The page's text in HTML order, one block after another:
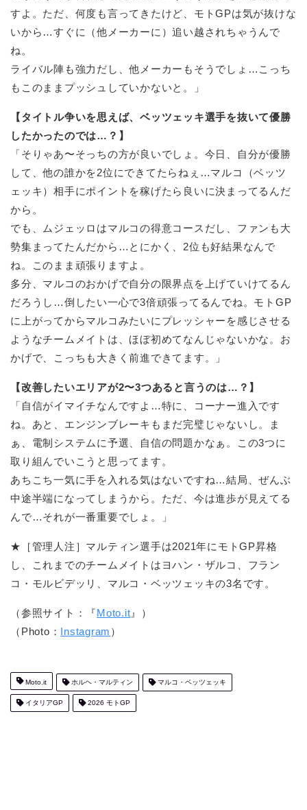
すよ。ただ、何度も言ってきたけど、モトGPは気が抜けな
いから…すぐに（他メーカーに）追い越されちゃうんで
ね。
ライバル陣も強力だし、他メーカーもそうでしょ…こっち
もこのままプッシュしていかないと。」
【タイトル争いを思えば、ベッツェッキ選手を抜いて優勝
したかったのでは…？】
「そりゃあ〜そっちの方が良いでしょ。今日、自分が優勝
して、他の誰かを2位にできてたらねぇ…マルコ（ベッツ
ェッキ）相手にポイントを稼げたら良いに決まってるんだ
から。
でも、ムジェッロはマルコの得意コースだし、ファンも大
勢集まってたんだから…とにかく、2位も好結果なんで
ね。このまま頑張りますよ。
多分、マルコのおかげで自分の限界点を上げていけてるん
だろうし…倒したい一心で3倍頑張ってるんでね。モトGP
に上がってからマルコみたいにプレッシャーを感じさせる
ようなチームメイトは、ほぼ初めてなんじゃないかな。お
かげで、こっちも大きく前進できてます。」
【改善したいエリアが2〜3つあると言うのは…？】
「自信がイマイチなんですよ…特に、コーナー進入です
ね。あと、エンジンブレーキもまだ完璧じゃないし。ま
ぁ、電制システムに予選、自信の問題かなぁ。この3つに
取り組んでいこうと思ってます。
あちこち一気に手を入れる気はないですね…結局、ぜんぶ
中途半端になってしまうから。ただ、今は進歩が見えてる
んで…それが一番重要でしょ。」
★［管理人注］マルティン選手は2021年にモトGP昇格
し、これまでのチームメイトはヨハン・ザルコ、フラン
コ・モルビデッリ、マルコ・ベッツェッキの3名です。
（参照サイト：『Moto.it』）
（Photo： Instagram ）
Moto.it ホルヘ・マルティン マルコ・ベッツェッキ
イタリアGP 2026 モトGP